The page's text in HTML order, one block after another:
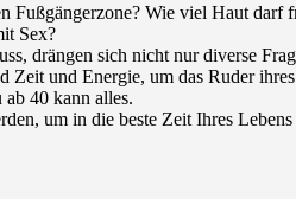
Fußgängerzone? Wie viel Haut
Sex?
drängen sich nicht nur diverse
und Energie, um das Ruder
40 kann alles.
um in die beste Zeit Ihres Lebens